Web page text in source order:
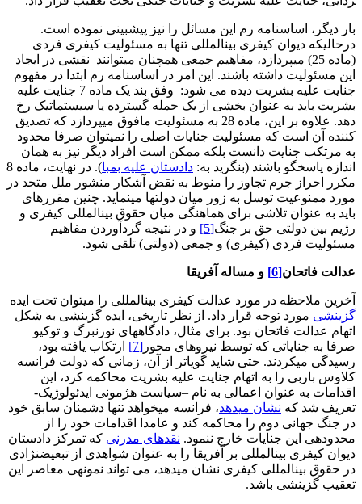
بار دیگر، اساسنامه رم این مسائل را نیز پیش­بینی نموده است.
درحالیکه دیوان کیفری بین­المللی تنها به مسئولیت کیفری فردی
(ماده 25) می­پردازد، مفاهیم جمعی همچنان می­توانند نقشی در ایجاد
این مسئولیت داشته باشند. این امر در اساسنامه رم ابتدا در مفهوم
جنایت علیه بشریت دیده می شود: وفق بند یک ماده 7 جنایت علیه
بشریت باید به عنوان بخشی از یک حمله گسترده یا سیستماتیک رخ
دهد. علاوه بر این، ماده 28 به مسئولیت مافوق می­پردازد که تصدیق
کننده آن است که مسئولیت جنایات اصلی را نمی­توان صرفا محدود
به مرتکب جنایت دانست بلکه ممکن است افراد دیگر نیز به همان
اندازه پاسخگو باشند (بنگرید به: دادستان علیه بمبا
). در نهایت، ماده 8
مکرر احراز جرم تجاوز را منوط به نقض آشکار منشور ملل متحد در
مورد ممنوعیت توسل به زور میان دولت­ها می­نماید. چنین مقرره­ای
باید به عنوان تلاشی برای هماهنگی میان حقوق بین­المللی کیفری و
رژیم بین دولتی حق بر جنگ[5]
و در نتیجه گردآوردن مفاهیم
مسئولیت فردی (کیفری) و جمعی (دولتی) تلقی شود.
عدالت فاتحان[6] و مساله آفریقا
آخرین ملاحظه در مورد عدالت کیفری بین­المللی را می­توان تحت ایده
گزینشی مورد توجه قرار داد. از نظر تاریخی، ایده گزینشی به شکل
اتهام عدالت فاتحان بود. برای مثال، دادگاه­های نورنبرگ و توکیو
صرفا به جنایاتی که توسط نیروهای محور [7]
ارتکاب یافته بود،
رسیدگی می­کردند. حتی شاید گویاتر از آن، زمانی که دولت فرانسه
کلاوس باربی را به اتهام جنایت علیه بشریت محاکمه کرد، این
اقدامات به عنوان اعمالی به نام –سیاست هژمونی ایدئولوژیک-
تعریف شد که نشان می­دهد، فرانسه می­خواهد تنها دشمنان سابق خود
در جنگ جهانی دوم را محاکمه کند و عامدا اقدامات خود را از
محدوده­ی این جنایات خارج ننمود. نقدهای مدرنی که تمرکز دادستان
دیوان کیفری بین­المللی بر آفریقا را به عنوان شواهدی از تبعیض­نژادی
در حقوق بین­المللی کیفری نشان می­دهد، می تواند نمونه­ی معاصر این
تعقیب گزینشی باشد.